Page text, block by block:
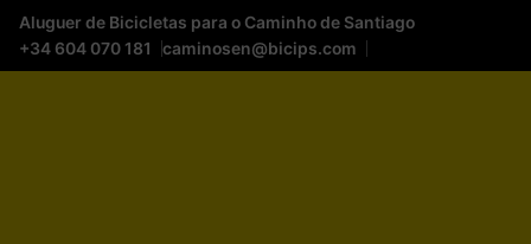
Aluguer de Bicicletas para o Caminho de Santiago
+34 604 070 181
caminosen@bicips.com